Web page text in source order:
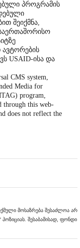
პროგრამის
შეიქმნა,
ავტორების
USAID-ისა და
CMS system,
Media for
program,
through this web-
does not reflect the
მოსაზრება შესაძლოა არ
შესაბამისად, ფონდი